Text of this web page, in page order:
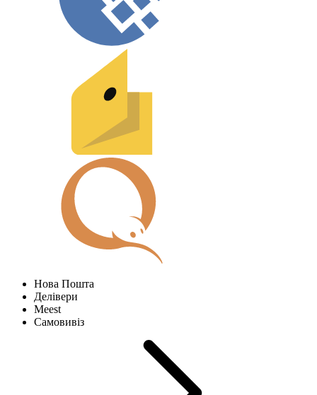
Нова Пошта
Делівери
Meest
Самовивіз